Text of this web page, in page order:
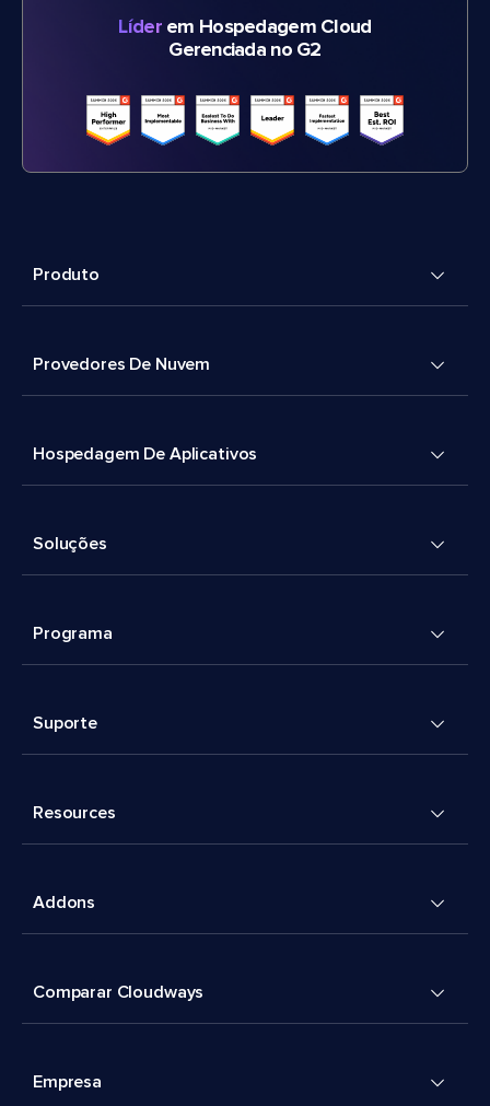
Líderem Hospedagem Cloud
Gerenciada no G2
Produto
Provedores De Nuvem
Hospedagem De Aplicativos
Soluções
Programa
Suporte
Resources
Addons
Comparar Cloudways
Empresa